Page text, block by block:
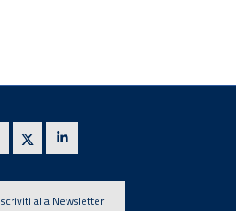
Iscriviti alla Newsletter